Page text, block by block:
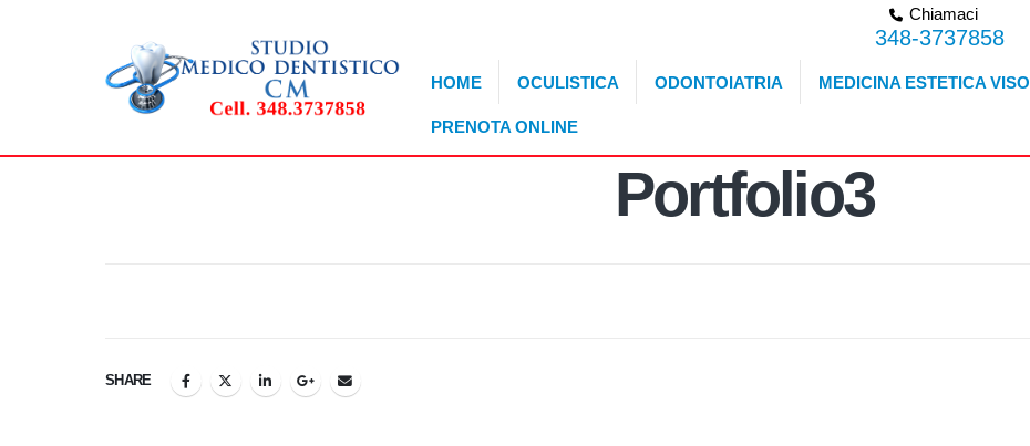
Chiamaci
348-3737858
HOME OCULISTICA ODONTOIATRIA MEDICINA ESTETICA VISO
PRENOTA ONLINE
Portfolio3
SHARE